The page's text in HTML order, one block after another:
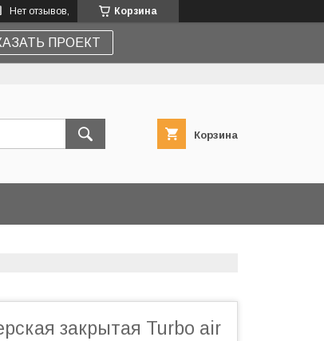
Корзина
Нет отзывов,
ПРОЕКТ
Корзина
закрытая Turbo air